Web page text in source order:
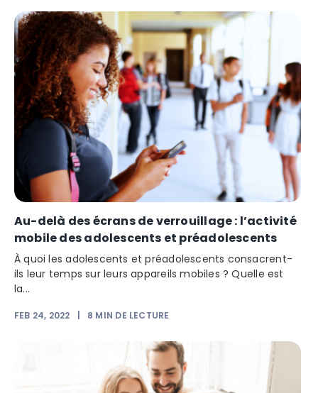
Au-delà des écrans de verrouillage : l’activité
mobile des adolescents et préadolescents
À quoi les adolescents et préadolescents consacrent-
ils leur temps sur leurs appareils mobiles ? Quelle est
la...
FEB 24, 2022 8 MIN DE LECTURE